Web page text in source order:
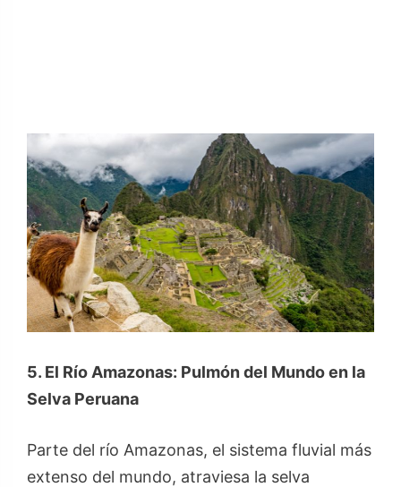
5. El Río Amazonas: Pulmón del Mundo en la
Selva Peruana
Parte del río Amazonas, el sistema fluvial más
extenso del mundo, atraviesa la selva